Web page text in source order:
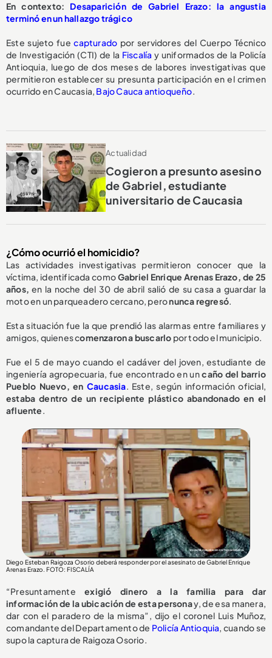
En contexto: Desaparición de Gabriel Erazo: la angustia
terminó en un hallazgo trágico
Este sujeto fuecapturado por servidores del Cuerpo Técnico
de Investigación (CTI) de la Fiscalía y uniformados de la Policía
Antioquia, luego de dos meses de labores investigativas que
permitieron establecer su presunta participación en el crimen
ocurrido en Caucasia, Bajo Cauca antioqueño.
Actualidad
Cogieron a presunto asesino
de Gabriel, estudiante
universitario de Caucasia
¿Cómo ocurrió el homicidio?
Las actividades investigativas permitieron conocer que la
víctima, identificada comoGabriel Enrique Arenas Erazo, de 25
años, en la noche del 30 de abril salió de su casa a guardar la
moto en un parqueadero cercano, peronunca regresó.
Esta situación fue la que prendió las alarmas entre familiares y
amigos, quienes comenzaron a buscarlo por todo el municipio.
Fue el 5 de mayo cuando el cadáver del joven, estudiante de
ingeniería agropecuaria, fue encontrado en uncaño del barrio
Pueblo Nuevo, en Caucasia. Este, según información oficial,
estaba dentro de un recipiente plástico abandonado en el
afluente.
Diego Esteban Raigoza Osorio deberá responder por el asesinato de Gabriel Enrique
Arenas Erazo . FOTO: FISCALÍA
“Presuntamenteexigió dinero a la familia para dar
información de la ubicación de esta personay, de esa manera,
dar con el paradero de la misma”, dijo el coronel Luis Muñoz,
comandante del Departamento de Policía Antioquia, cuando se
supo la captura de Raigoza Osorio.